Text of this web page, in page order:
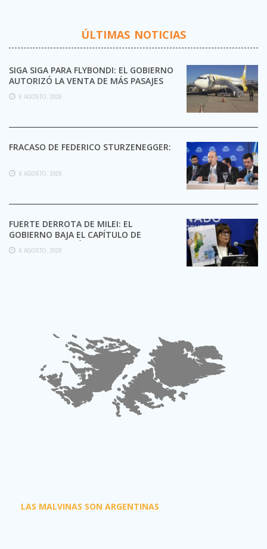
ÚLTIMAS NOTICIAS
SIGA SIGA PARA FLYBONDI: EL GOBIERNO
AUTORIZÓ LA VENTA DE MÁS PASAJES
6 AGOSTO, 2026
FRACASO DE FEDERICO STURZENEGGER:
6 AGOSTO, 2026
FUERTE DERROTA DE MILEI: EL
GOBIERNO BAJA EL CAPÍTULO DE
EXTRANJERIZACIÓN DE TIERRAS
6 AGOSTO, 2026
LAS MALVINAS SON ARGENTINAS